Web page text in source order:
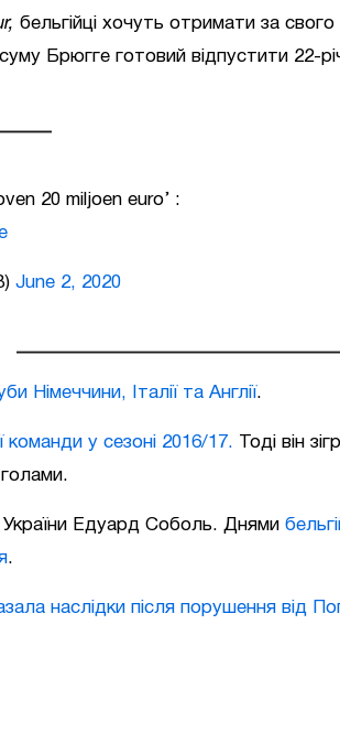
бельгійці хочуть отримати за
Брюгге готовий відпустити 22-
20 miljoen euro’ :
June 2, 2020
Німеччини, Італії та Англії.
команди у сезоні 2016/17. Тоді він
голами.
України Едуард Соболь. Днями
.
наслідки після порушення від